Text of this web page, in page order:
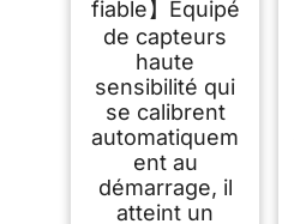
fiable】Équipé
de capteurs
haute
sensibilité qui
se calibrent
automatiquem
ent au
démarrage, il
atteint un